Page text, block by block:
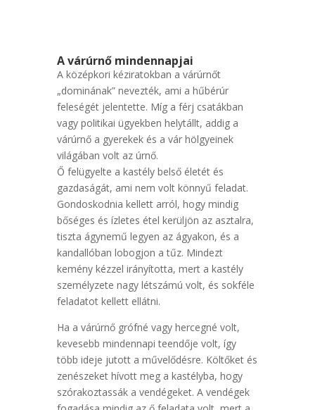
A várúrnő mindennapjai
A középkori kéziratokban a várúrnőt
„dominának” nevezték, ami a hűbérúr
feleségét jelentette. Míg a férj csatákban
vagy politikai ügyekben helytállt, addig a
várúrnő a gyerekek és a vár hölgyeinek
világában volt az úrnő.
Ő felügyelte a kastély belső életét és
gazdaságát, ami nem volt könnyű feladat.
Gondoskodnia kellett arról, hogy mindig
bőséges és ízletes étel kerüljön az asztalra,
tiszta ágynemű legyen az ágyakon, és a
kandallóban lobogjon a tűz. Mindezt
kemény kézzel irányította, mert a kastély
személyzete nagy létszámú volt, és sokféle
feladatot kellett ellátni.
Ha a várúrnő grófné vagy hercegné volt,
kevesebb mindennapi teendője volt, így
több ideje jutott a művelődésre. Költőket és
zenészeket hívott meg a kastélyba, hogy
szórakoztassák a vendégeket. A vendégek